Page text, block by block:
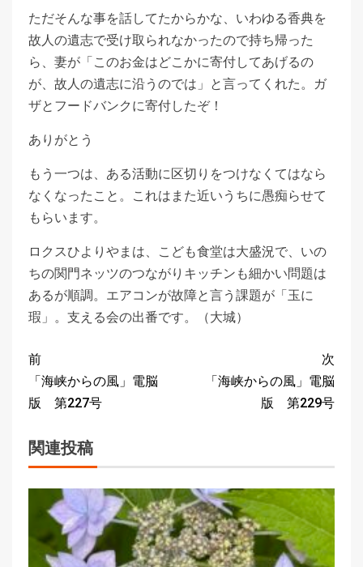
ただそんな事を話してたからかな、いわゆる香典を
故人の遺志で受け取られなかったので持ち帰った
ら、妻が「このお金はどこかに寄付してあげるの
が、故人の遺志に沿うのでは」と言ってくれた。ガ
ザとフードバンクに寄付したぞ！
ありがとう
もう一つは、ある活動に区切りをつけなくてはなら
なくなったこと。これはまた近いうちに愚痴らせて
もらいます。
ロクスひよりやまは、こども食堂は大盛況で、いの
ちの関門ネッツのつながりキッチンも細かい問題は
あるが順調。エアコンが故障と言う課題が「玉に
瑕」。支える会の出番です。（大城）
前
「海峡からの風」電脳
版 第227号
次
「海峡からの風」電脳
版 第229号
関連投稿